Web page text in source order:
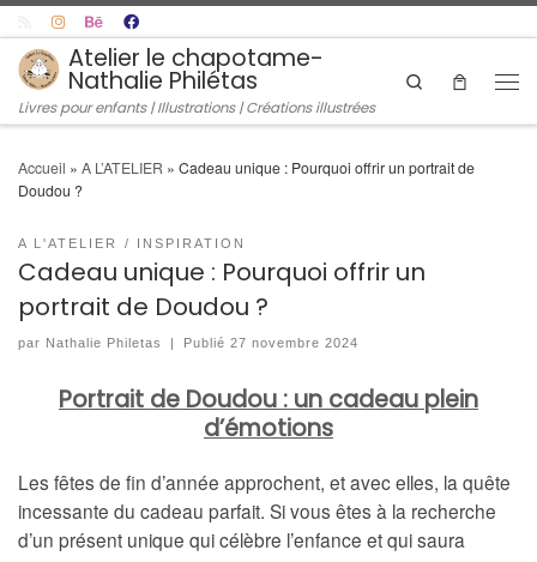
Skip to content
Atelier le chapotame-
Nathalie Philétas
Livres pour enfants | Illustrations | Créations illustrées
Search
Accueil » A L’ATELIER » Cadeau unique : Pourquoi offrir un portrait de
Doudou ?
A L'ATELIER INSPIRATION
Cadeau unique : Pourquoi offrir un
portrait de Doudou ?
par Nathalie Philetas Publié 27 novembre 2024
Portrait de Doudou : un cadeau plein
d’émotions
Les fêtes de fin d’année approchent, et avec elles, la quête
incessante du cadeau parfait. Si vous êtes à la recherche
d’un présent unique qui célèbre l’enfance et qui saura